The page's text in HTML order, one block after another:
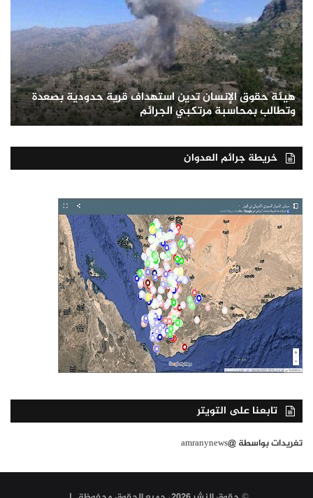
هيئة حقوق الإنسان تدين استهداف قرية حدودية بصعدة
وتطالب بمحاسبة مرتكبي الجرائم
خريطة جرائم العدوان
تابعنا على التويتر
تغريدات بواسطة @amranynews